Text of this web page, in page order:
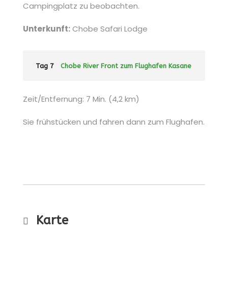
Campingplatz zu beobachten.
Unterkunft:Chobe Safari Lodge
Tag 7 Chobe River Front zum Flughafen Kasane
Zeit/Entfernung: 7 Min. (4,2 km)
Sie frühstücken und fahren dann zum Flughafen.
Karte